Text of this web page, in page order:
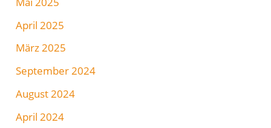
April 2025
März 2025
September 2024
August 2024
April 2024